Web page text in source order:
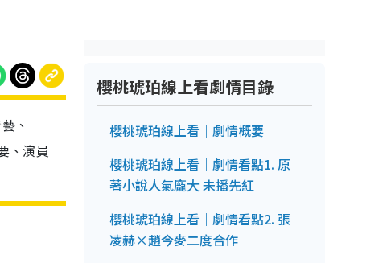
、
、演員
櫻桃琥珀線上看劇情目錄
櫻桃琥珀線上看｜劇情概要
櫻桃琥珀線上看｜劇情看點1. 原
著小說人氣龐大 未播先紅
櫻桃琥珀線上看｜劇情看點2. 張
凌赫×趙今麥二度合作